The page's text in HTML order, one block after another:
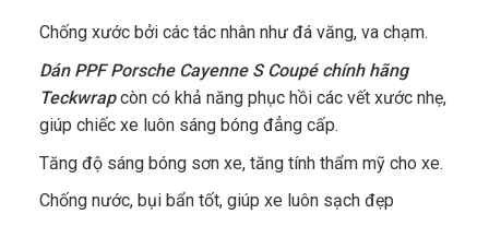
Chống xước bởi các tác nhân như đá văng, va chạm.
Dán PPF Porsche Cayenne S Coupé chính hãng
Teckwrapcòn có khả năng phục hồi các vết xước nhẹ,
giúp chiếc xe luôn sáng bóng đẳng cấp.
Tăng độ sáng bóng sơn xe, tăng tính thẩm mỹ cho xe.
Chống nước, bụi bẩn tốt, giúp xe luôn sạch đẹp